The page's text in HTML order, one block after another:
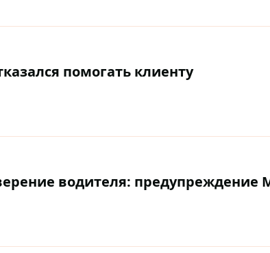
помогать клиенту
водителя: предупреждение